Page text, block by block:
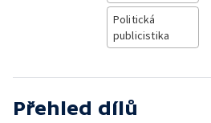
Politická
publicistika
Přehled dílů